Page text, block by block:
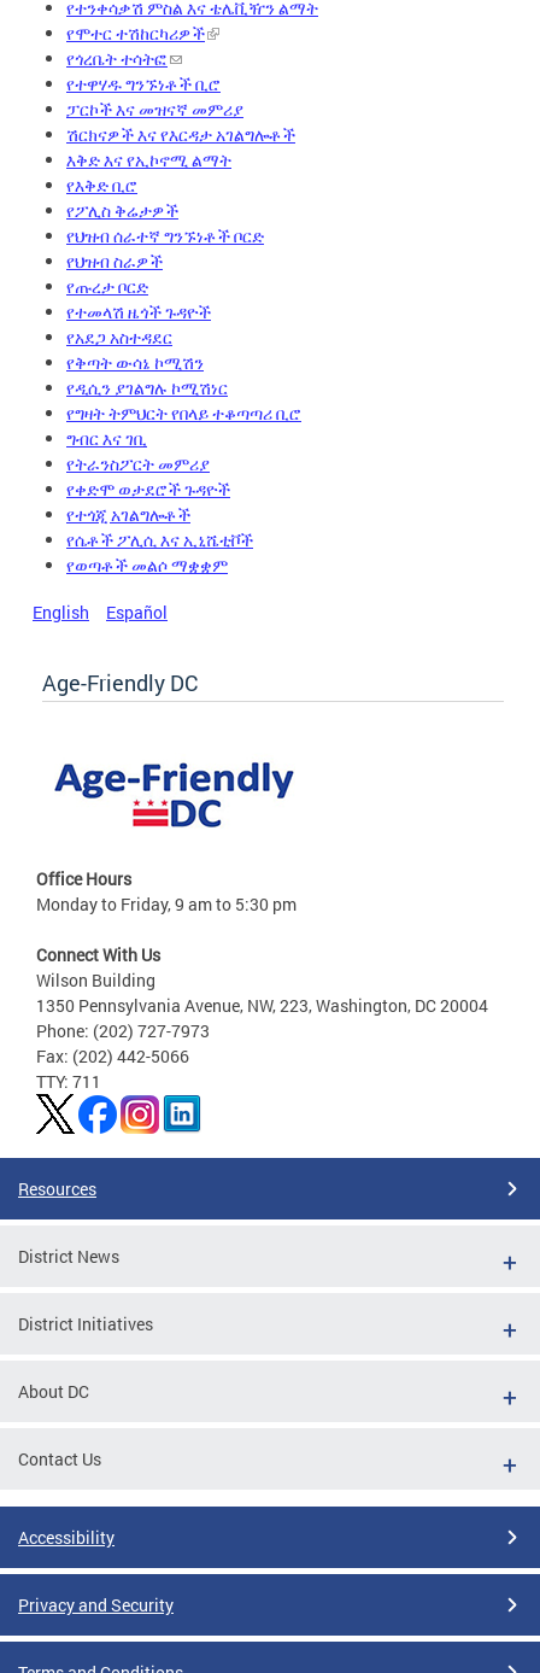
የተንቀሳቃሽ ምስል እና ቴሌቪዥን ልማት
የሞተር ተሽከርካሪዎች
የጎረቤት ተሳትፎ
የተዋሃዱ ግንኙነቶች ቢሮ
ፓርኮች እና መዝናኛ መምሪያ
ሽርክናዎች እና የእርዳታ አገልግሎቶች
እቅድ እና የኢኮኖሚ ልማት
የእቅድ ቢሮ
የፖሊስ ቅሬታዎች
የህዝብ ሰራተኛ ግንኙነቶች ቦርድ
የህዝብ ስራዎች
የጡረታ ቦርድ
የተመላሽ ዜጎች ጉዳዮች
የአደጋ አስተዳደር
የቅጣት ውሳኔ ኮሚሽን
የዲሲን ያገልግሉ ኮሚሽነር
የግዛት ትምህርት የበላይ ተቆጣጣሪ ቢሮ
ግብር እና ገቢ
የትራንስፖርት መምሪያ
የቀድሞ ወታደሮች ጉዳዮች
የተጎጂ አገልግሎቶች
የሴቶች ፖሊሲ እና ኢኒሼቲቮች
የወጣቶች መልሶ ማቋቋም
English Español
Age-Friendly DC
Office Hours
Monday to Friday, 9 am to 5:30 pm
Connect With Us
Wilson Building
1350 Pennsylvania Avenue, NW, 223, Washington, DC 20004
Phone: (202) 727-7973
Fax: (202) 442-5066
TTY: 711
Resources
District News
District Initiatives
About DC
Contact Us
Accessibility
Privacy and Security